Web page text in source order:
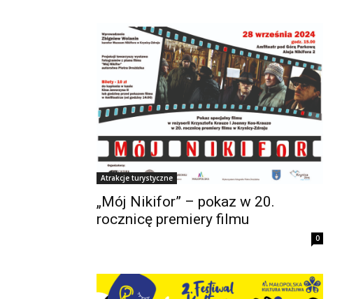
Atrakcje turystyczne
„Mój Nikifor” – pokaz w 20.
rocznicę premiery filmu
0